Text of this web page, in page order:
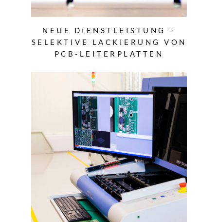
NEUE DIENSTLEISTUNG –
SELEKTIVE LACKIERUNG VON
PCB-LEITERPLATTEN